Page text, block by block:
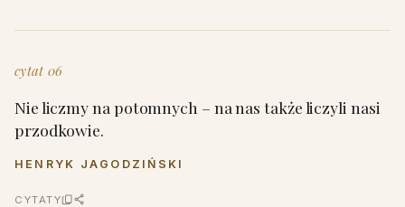
cytat 06
Nie liczmy na potomnych – na nas także liczyli nasi
przodkowie.
HENRYK JAGODZIŃSKI
CYTATY